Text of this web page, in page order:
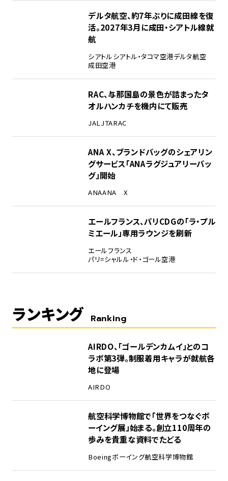
デルタ航空、約7年ぶりに成田線を復
活。2027年3月に成田・シアトル線就
航
シアトルシアトル・タコマ空港デルタ航空
成田空港
RAC、与那国島の景色が詰まったタ
オルハンカチを機内にて販売
JALJTARAC
ANA X、ブランドバッグのシェアリン
グサービス「ANAラグジュアリーバッ
グ」開始
ANAANA X
エールフランス、パリCDGの「ラ・プル
ミエール」専用ラウンジを刷新
エールフランス
パリ=シャルル・ド・ゴール空港
ランキング Ranking
AIRDO、「ゴールデンカムイ」とのコ
ラボ第3弾。制服着用キャラが就航各
地に登場
AIRDO
航空科学博物館で「世界をつなぐボ
ーイング展」始まる。創立110周年の
歩みを貴重な資料でたどる
Boeingボーイング航空科学博物館